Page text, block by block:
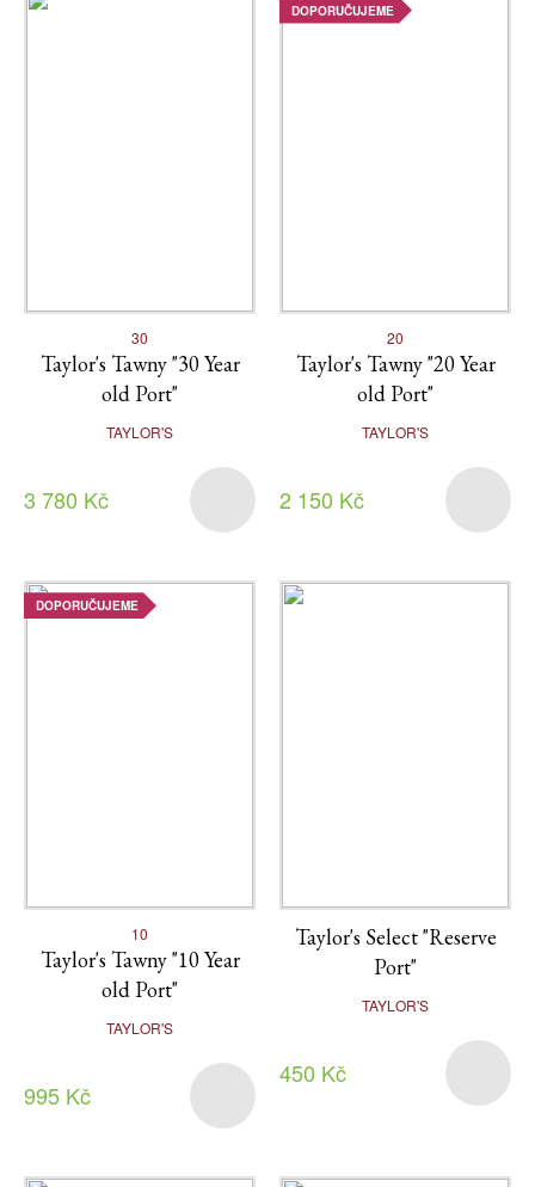
30
Taylor's Tawny "30 Year
old Port"
TAYLOR'S
3 780 Kč
DOPORUČUJEME
20
Taylor's Tawny "20 Year
old Port"
TAYLOR'S
2 150 Kč
DOPORUČUJEME
10
Taylor's Tawny "10 Year
old Port"
TAYLOR'S
995 Kč
Taylor's Select "Reserve
Port"
TAYLOR'S
450 Kč